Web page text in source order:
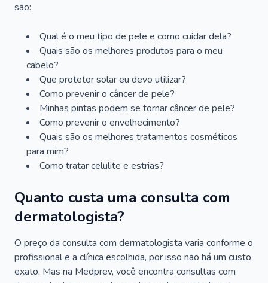
são:
Qual é o meu tipo de pele e como cuidar dela?
Quais são os melhores produtos para o meu
cabelo?
Que protetor solar eu devo utilizar?
Como prevenir o câncer de pele?
Minhas pintas podem se tornar câncer de pele?
Como prevenir o envelhecimento?
Quais são os melhores tratamentos cosméticos
para mim?
Como tratar celulite e estrias?
Quanto custa uma consulta com
dermatologista?
O preço da consulta com dermatologista varia conforme o
profissional e a clínica escolhida, por isso não há um custo
exato. Mas na Medprev, você encontra consultas com